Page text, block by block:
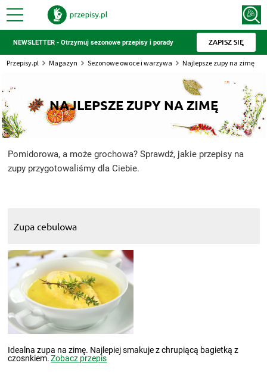
NEWSLETTER - Otrzymuj sezonowe przepisy i porady ZAPISZ SIĘ
Przepisy.pl Magazyn Sezonowe owoce i warzywa Najlepsze zupy na zimę
NAJLEPSZE ZUPY NA ZIMĘ
Pomidorowa, a może grochowa? Sprawdź, jakie przepisy na
zupy przygotowaliśmy dla Ciebie.
Zupa cebulowa
Idealna zupa na zimę. Najlepiej smakuje z chrupiącą bagietką z
czosnkiem.Zobacz przepis